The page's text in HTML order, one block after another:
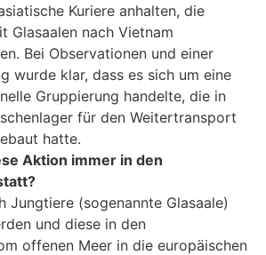
Kuriere anhalten, die
Glasaalen nach Vietnam
Bei Observationen und einer
wurde klar, dass es sich um eine
Gruppierung handelte, die in
für den Weitertransport
hatte.
Aktion immer in den
Jungtiere (sogenannte Glasaale)
und diese in den
offenen Meer in die europäischen